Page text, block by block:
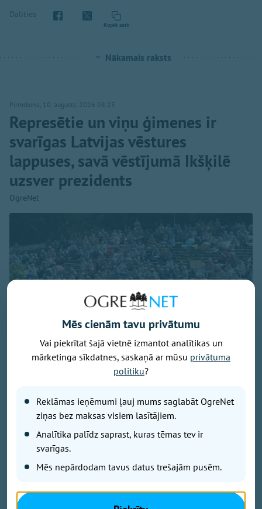
Dalīties
Kopēt saiti
Nākamais raksts
Pirmdiena, 10. augusts, 2026 08:23
Represētie un viņu ģimenes ir
svarīgas Latvijas vēstures
lappuses, savā vēstījumā Ikšķilē
uzsver prezidents
OgreNet
"Paldies ikvienam, kurš turpina stāstīt savus stāstus
par piedzīvoto Sibīrijas lēģeros. Jo tas ir svarīgi
mums visiem, bet jo īpaši Latvijas jaunajai paaudzei,"
uzsvēra prezidents Edgars Rinkēvičs savā vēstījumā
27. Latvijas politiski represēto personu salidojuma
dalībniekiem Ikšķilē. Prezidents norādījis, ka atmiņas
par represijām var šķist neticamas, neiedomājamas,
taču tās šausmas 1941. un 1949. gadā notika un
Mēs cienām tavu privātumu
Vai piekrītat šajā vietnē izmantot analītikas un
mārketinga sīkdatnes, saskaņā ar mūsu privātuma
politiku?
Reklāmas ieņēmumi ļauj mums saglabāt OgreNet
ziņas bez maksas visiem lasītājiem.
Analītika palīdz saprast, kuras tēmas tev ir
svarīgas.
Mēs nepārdodam tavus datus trešajām pusēm.